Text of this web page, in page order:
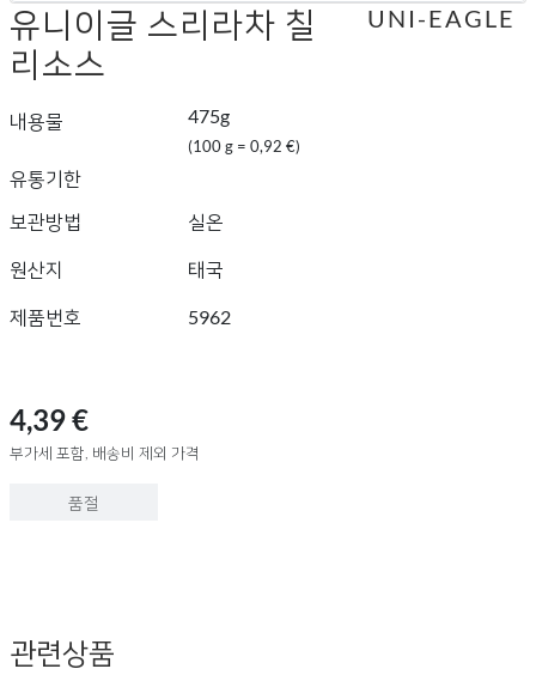
유니이글 스리라차 칠
리소스
내용물 475g
(100 g = 0,92 €)
유통기한
보관방법
실온
원산지 태국
제품번호 5962
UNI-EAGLE
4,39 €
부가세 포함, 배송비 제외 가격
품절
관련상품